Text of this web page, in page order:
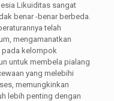
Likuiditas sangat
benar -benar berbeda.
telah
mengamanatkan
pada kelompok
untuk membela pialang
yang melebihi
memungkinkan
lebih penting dengan